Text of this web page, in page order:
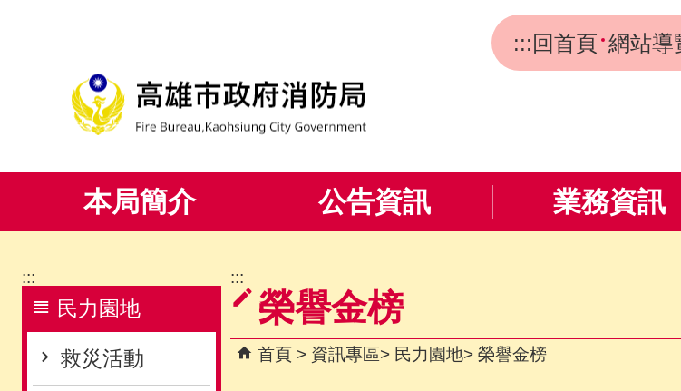
:::回首頁 網站導
本局簡介 公告資訊 業務資訊
:::
民力園地
救災活動
:::
榮譽金榜
首頁 資訊專區 民力園地 榮譽金榜